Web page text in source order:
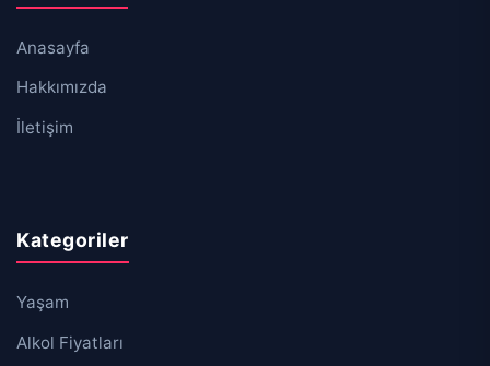
Anasayfa
Hakkımızda
İletişim
Kategoriler
Yaşam
Alkol Fiyatları